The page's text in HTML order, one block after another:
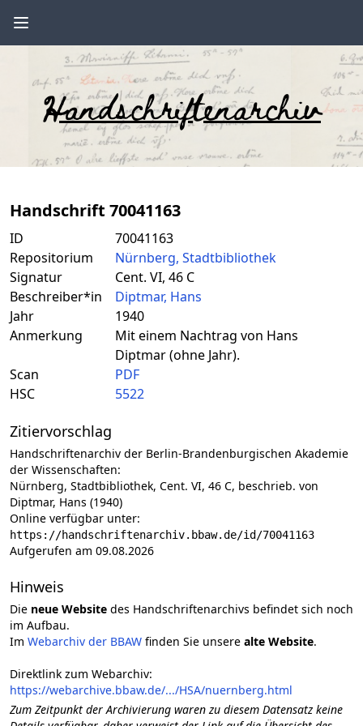
Handschriftenarchiv
Handschrift 70041163
ID
70041163
Repositorium
Nürnberg, Stadtbibliothek
Signatur
Cent. VI, 46 C
Beschreiber*in
Diptmar, Hans
Jahr
1940
Anmerkung
Mit einem Nachtrag von Hans
Diptmar (ohne Jahr).
Scan
PDF
HSC
5522
Zitiervorschlag
Handschriftenarchiv der Berlin-Brandenburgischen Akademie
der Wissenschaften:
Nürnberg, Stadtbibliothek, Cent. VI, 46 C, beschrieb. von
Diptmar, Hans (1940)
Online verfügbar unter:
https://handschriftenarchiv.bbaw.de/id/70041163
Aufgerufen am 09.08.2026
Hinweis
Die neue Website des Handschriftenarchivs befindet sich noch
im Aufbau.
Im Webarchiv der BBAW finden Sie unsere alte Website.
Direktlink zum Webarchiv:
https://webarchive.bbaw.de/.../HSA/nuernberg.html
Zum Zeitpunkt der Archivierung waren zu diesem Datensatz keine